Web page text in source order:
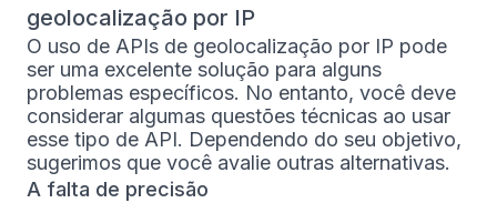
geolocalização por IP
O uso de APIs de geolocalização por IP pode
ser uma excelente solução para alguns
problemas específicos. No entanto, você deve
considerar algumas questões técnicas ao usar
esse tipo de API. Dependendo do seu objetivo,
sugerimos que você avalie outras alternativas.
A falta de precisão